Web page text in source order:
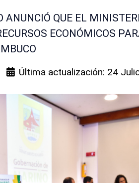
ANUNCIÓ QUE EL
ECONÓMICOS
Última actualización: 24